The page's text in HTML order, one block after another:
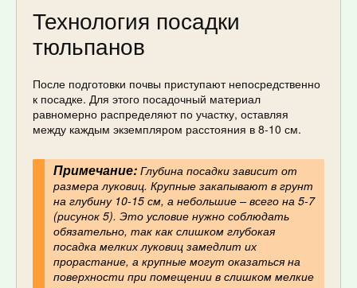
Технология посадки
тюльпанов
После подготовки почвы приступают непосредственно
к посадке. Для этого посадочный материал
равномерно распределяют по участку, оставляя
между каждым экземпляром расстояния в 8-10 см.
Примечание:Глубина посадки зависит от
размера луковиц. Крупные закапывают в грунт
на глубину 10-15 см, а небольшие – всего на 5-7
(рисунок 5). Это условие нужно соблюдать
обязательно, так как слишком глубокая
посадка мелких луковиц замедлит их
прорастание, а крупные могут оказаться на
поверхности при помещении в слишком мелкие